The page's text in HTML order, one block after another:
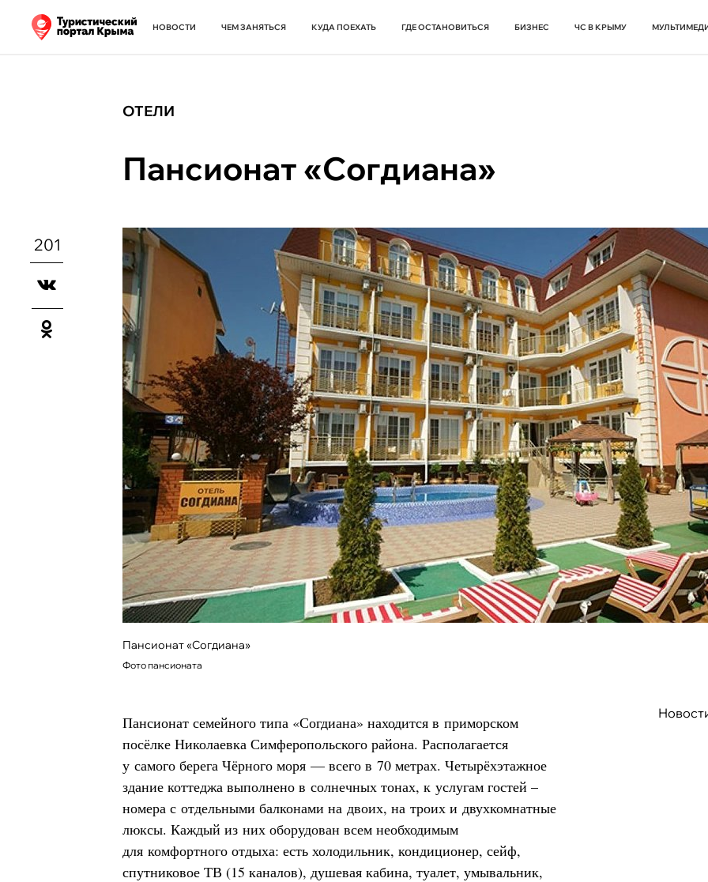
НОВОСТИ ЧЕМ ЗАНЯТЬСЯ КУДА ПОЕХАТЬ ГДЕ ОСТАНОВИТЬСЯ БИЗНЕС ЧС В КРЫМУ
ОТЕЛИ
Пансионат «Согдиана»
201
Пансионат «Согдиана»
Фото пансионата
Пансионат семейного типа «Согдиана» находится в приморском
посёлке Николаевка Симферопольского района. Располагается
у самого берега Чёрного моря — всего в 70 метрах. Четырёхэтажное
здание коттеджа выполнено в солнечных тонах, к услугам гостей –
номера с отдельными балконами на двоих, на троих и двухкомнатные
люксы. Каждый из них оборудован всем необходимым
для комфортного отдыха: есть холодильник, кондиционер, сейф,
спутниковое ТВ (15 каналов), душевая кабина, туалет, умывальник,